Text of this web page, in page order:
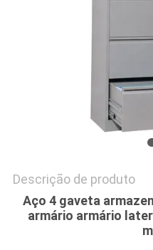
Descrição de produto
Aço 4 gaveta
armário armário